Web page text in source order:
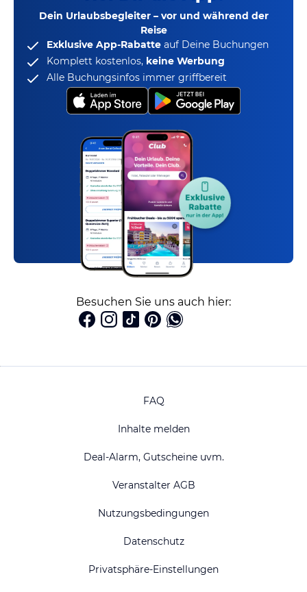
Dein Urlaubsbegleiter – vor und während der
Reise
Exklusive App-Rabatte auf Deine Buchungen
Komplett kostenlos, keine Werbung
Alle Buchungsinfos immer griffbereit
Besuchen Sie uns auch hier:
FAQ
Inhalte melden
Deal-Alarm, Gutscheine uvm.
Veranstalter AGB
Nutzungsbedingungen
Datenschutz
Privatsphäre-Einstellungen